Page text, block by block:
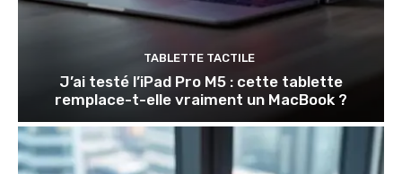
TABLETTE TACTILE
J’ai testé l’iPad Pro M5 : cette tablette
remplace-t-elle vraiment un MacBook ?